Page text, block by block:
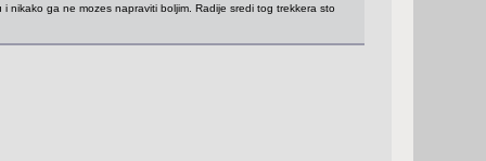
ga ne mozes napraviti boljim. Radije sredi tog trekkera sto